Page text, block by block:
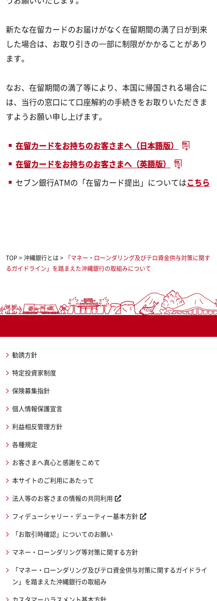
新たな在留カードのお届けがなく在留期間の満了⽇が到来
した場合は、お取り引きの⼀部に制限がかかることがあり
ます。
なお、在留期間の満了等により、本国に帰国される場合に
は、当行の窓口にて口座解約の手続きをお取りいただきま
すようお願い申し上げます。
在留カードをお持ちのお客さまへ（日本語版）
在留カードをお持ちのお客さまへ（英語版）
セブン銀行ATMの「在留カード提出」についてはこちら
TOP >沖縄銀行とは> 「マネー・ローンダリング及びテロ資金供与対策に関す
るガイドライン」を踏まえた沖縄銀行の取組みについて
勧誘方針
特定投資家制度
保険募集指針
個人情報保護宣言
利益相反管理方針
各種規定
お客さまへ真心と感謝をこめて
本サイトのご利用にあたって
法人等のお客さまの情報の共同利用
フィデューシャリー・デューティー基本方針
「お取引時確認」についてのお願い
マネー・ローンダリング等対策に関する方針
「マネー・ローンダリング及びテロ資金供与対策に関するガイドライ
ン」を踏まえた沖縄銀行の取組み
カスタマーハラスメント基本方針